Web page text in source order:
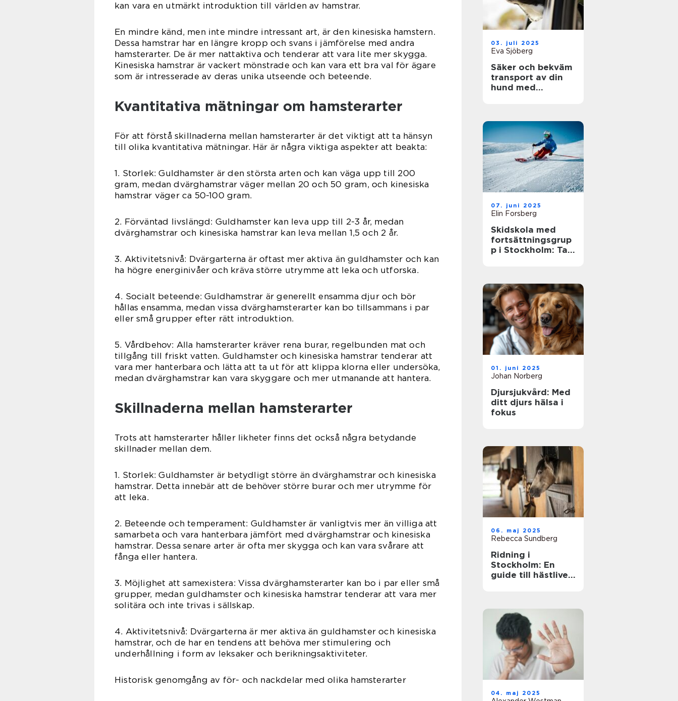
kan vara en utmärkt introduktion till världen av hamstrar.
En mindre känd, men inte mindre intressant art, är den kinesiska hamstern.
Dessa hamstrar har en längre kropp och svans i jämförelse med andra
hamsterarter. De är mer nattaktiva och tenderar att vara lite mer skygga.
Kinesiska hamstrar är vackert mönstrade och kan vara ett bra val för ägare
som är intresserade av deras unika utseende och beteende.
Kvantitativa mätningar om hamsterarter
För att förstå skillnaderna mellan hamsterarter är det viktigt att ta hänsyn
till olika kvantitativa mätningar. Här är några viktiga aspekter att beakta:
1. Storlek: Guldhamster är den största arten och kan väga upp till 200
gram, medan dvärghamstrar väger mellan 20 och 50 gram, och kinesiska
hamstrar väger ca 50-100 gram.
2. Förväntad livslängd: Guldhamster kan leva upp till 2-3 år, medan
dvärghamstrar och kinesiska hamstrar kan leva mellan 1,5 och 2 år.
3. Aktivitetsnivå: Dvärgarterna är oftast mer aktiva än guldhamster och kan
ha högre energinivåer och kräva större utrymme att leka och utforska.
4. Socialt beteende: Guldhamstrar är generellt ensamma djur och bör
hållas ensamma, medan vissa dvärghamsterarter kan bo tillsammans i par
eller små grupper efter rätt introduktion.
5. Vårdbehov: Alla hamsterarter kräver rena burar, regelbunden mat och
tillgång till friskt vatten. Guldhamster och kinesiska hamstrar tenderar att
vara mer hanterbara och lätta att ta ut för att klippa klorna eller undersöka,
medan dvärghamstrar kan vara skyggare och mer utmanande att hantera.
Skillnaderna mellan hamsterarter
Trots att hamsterarter håller likheter finns det också några betydande
skillnader mellan dem.
1. Storlek: Guldhamster är betydligt större än dvärghamstrar och kinesiska
hamstrar. Detta innebär att de behöver större burar och mer utrymme för
att leka.
2. Beteende och temperament: Guldhamster är vanligtvis mer än villiga att
samarbeta och vara hanterbara jämfört med dvärghamstrar och kinesiska
hamstrar. Dessa senare arter är ofta mer skygga och kan vara svårare att
fånga eller hantera.
3. Möjlighet att samexistera: Vissa dvärghamsterarter kan bo i par eller små
grupper, medan guldhamster och kinesiska hamstrar tenderar att vara mer
solitära och inte trivas i sällskap.
4. Aktivitetsnivå: Dvärgarterna är mer aktiva än guldhamster och kinesiska
hamstrar, och de har en tendens att behöva mer stimulering och
underhållning i form av leksaker och berikningsaktiviteter.
Historisk genomgång av för- och nackdelar med olika hamsterarter
03. juli 2025
Eva Sjöberg
Säker och bekväm
transport av din
hund med
07. juni 2025
Elin Forsberg
Skidskola med
fortsättningsgrup
p i Stockholm: Ta
01. juni 2025
Johan Norberg
Djursjukvård: Med
ditt djurs hälsa i
fokus
06. maj 2025
Rebecca Sundberg
Ridning i
Stockholm: En
guide till hästlivet
04. maj 2025